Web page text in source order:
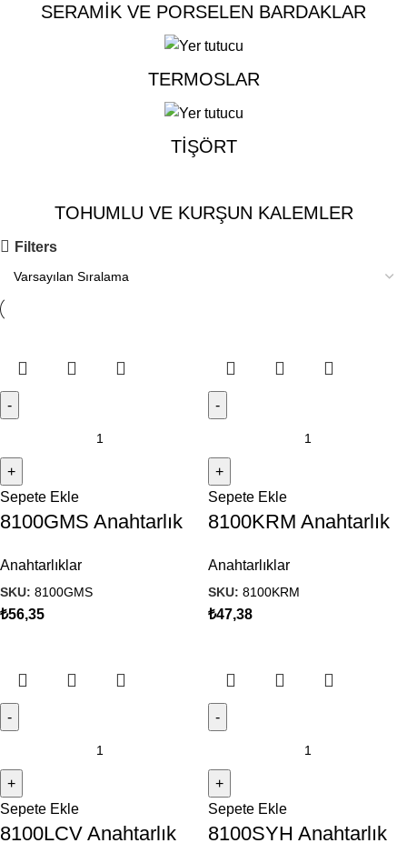
SERAMIK VE PORSELEN BARDAKLAR
TERMOSLAR
TIŞÖRT
TOHUMLU VE KURŞUN KALEMLER
Filters
Sepete Ekle
8100GMS Anahtarlık
Anahtarlıklar
SKU: 8100GMS
₺56,35
Sepete Ekle
8100KRM Anahtarlık
Anahtarlıklar
SKU: 8100KRM
₺47,38
Sepete Ekle
8100LCV Anahtarlık
Sepete Ekle
8100SYH Anahtarlık